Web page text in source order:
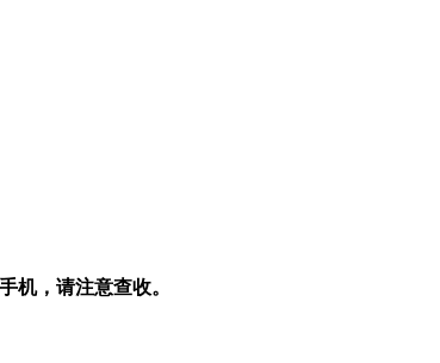
机，请注意查收。